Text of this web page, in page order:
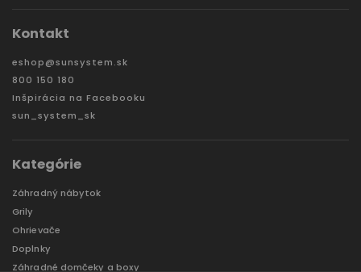
Kontakt
eshop@sunsystem.sk
800 150 180
Inšpirácia na Facebooku
sun_system_sk
Kategórie
Záhradný nábytok
Grily
Ohrievače
Doplnky
Záhradné domčeky a boxy